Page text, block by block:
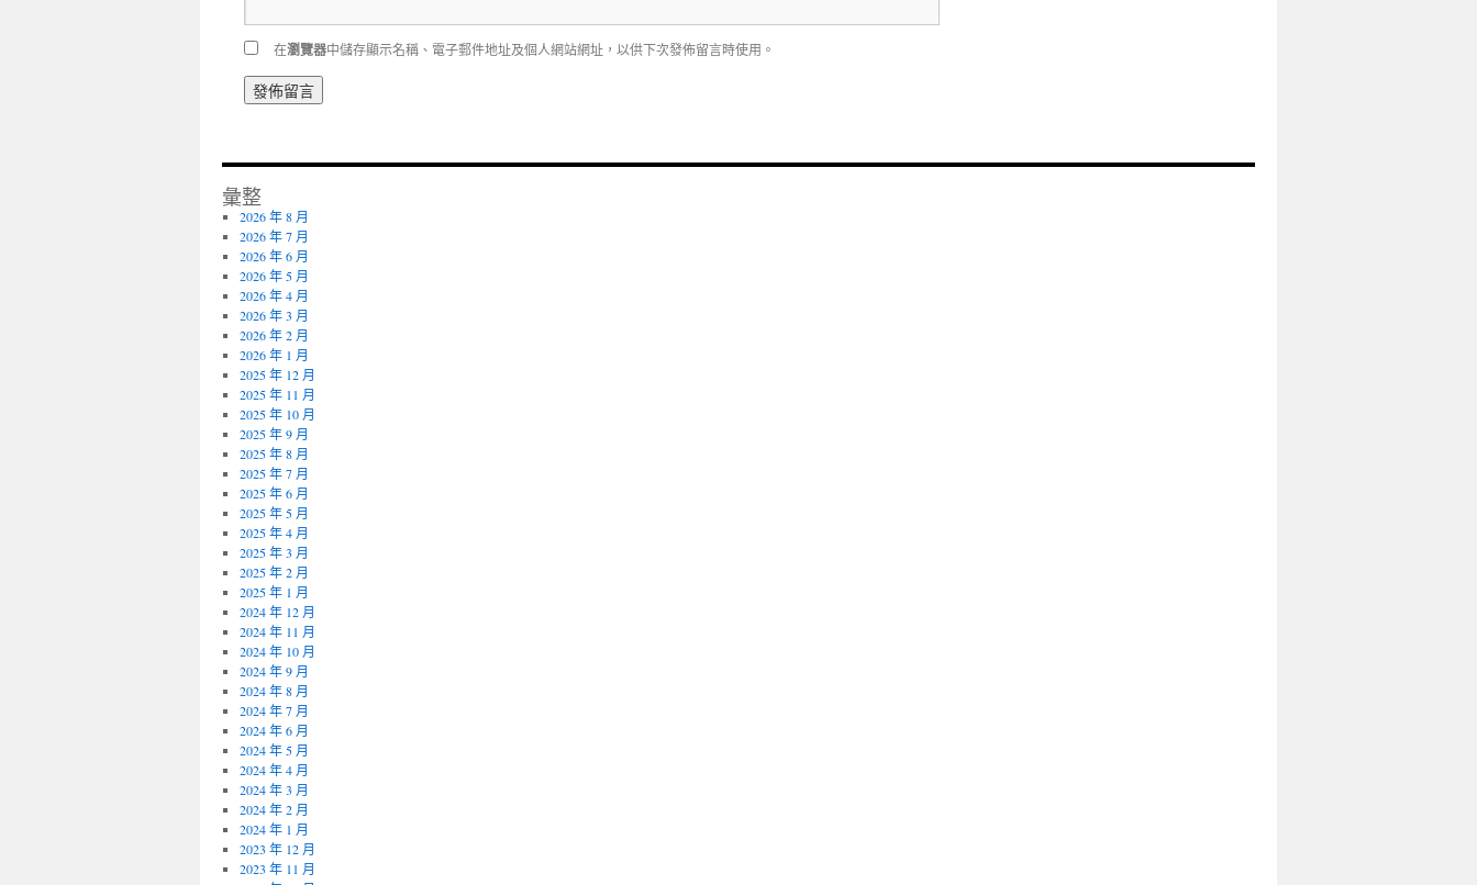
在瀏覽器中儲存顯示名稱、電子郵件地址及個人網站網址，以供下次發佈留言時使用。
彙整
2026 年 8 月
2026 年 7 月
2026 年 6 月
2026 年 5 月
2026 年 4 月
2026 年 3 月
2026 年 2 月
2026 年 1 月
2025 年 12 月
2025 年 11 月
2025 年 10 月
2025 年 9 月
2025 年 8 月
2025 年 7 月
2025 年 6 月
2025 年 5 月
2025 年 4 月
2025 年 3 月
2025 年 2 月
2025 年 1 月
2024 年 12 月
2024 年 11 月
2024 年 10 月
2024 年 9 月
2024 年 8 月
2024 年 7 月
2024 年 6 月
2024 年 5 月
2024 年 4 月
2024 年 3 月
2024 年 2 月
2024 年 1 月
2023 年 12 月
2023 年 11 月